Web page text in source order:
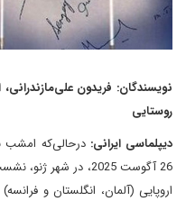
نویسندگان: فریدون
روستایی
دیپلماسی ایرانی:
26 آگوست 2025، در
اروپایی (آلمان، انگلستان و